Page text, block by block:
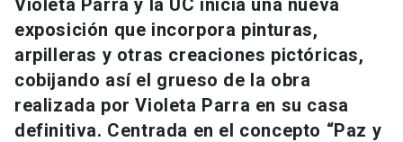
Futuros estudiantes
Estudiantes
Académicos
Go to english site launch
ACCESOS DIRECTOS
Admisión launch
Violeta Parra y la UC inicia una nueva
exposición que incorpora pinturas,
arpilleras y otras creaciones pictóricas,
cobijando así el grueso de la obra
realizada por Violeta Parra en su casa
definitiva. Centrada en el concepto “Paz y